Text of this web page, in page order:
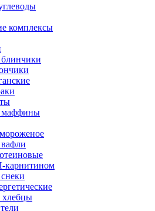
комплексы
маффины
карнитином